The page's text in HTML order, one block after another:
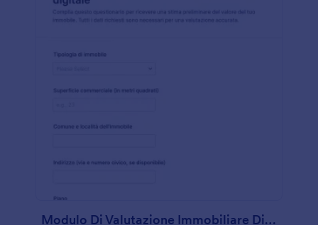
Modulo Di Valutazione Immobiliare Digitale